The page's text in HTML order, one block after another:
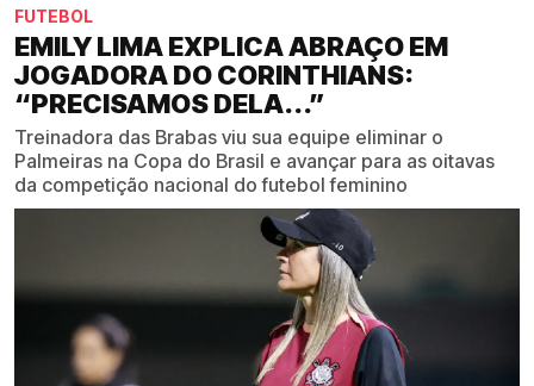
FUTEBOL
EMILY LIMA EXPLICA ABRAÇO EM
JOGADORA DO CORINTHIANS:
“PRECISAMOS DELA...”
Treinadora das Brabas viu sua equipe eliminar o
Palmeiras na Copa do Brasil e avançar para as oitavas
da competição nacional do futebol feminino